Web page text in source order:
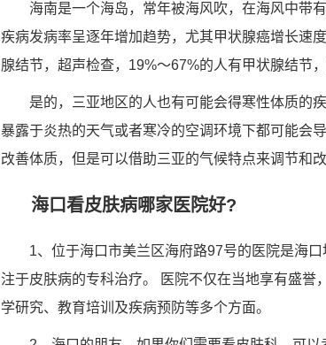
海南是一个海岛，常年被海风吹，在海风中带
疾病发病率呈逐年增加趋势，尤其甲状腺癌增长速
腺结节，超声检查，19%～67%的人有甲状腺结节
是的，三亚地区的人也有可能会得寒性体质的
暴露于炎热的天气或者寒冷的空调环境下都可能会
改善体质，但是可以借助三亚的气候特点来调节和改
海口看皮肤病哪家医院好?
1、位于海口市美兰区海府路97号的医院是海
注于皮肤病的专科治疗。 医院不仅在当地享有盛
学研究、教育培训及疾病预防等多个方面。